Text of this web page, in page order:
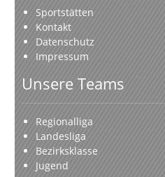
Sportstätten
Kontakt
Datenschutz
Impressum
Unsere Teams
Regionalliga
Landesliga
Bezirksklasse
Jugend